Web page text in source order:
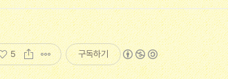
5 구독하기